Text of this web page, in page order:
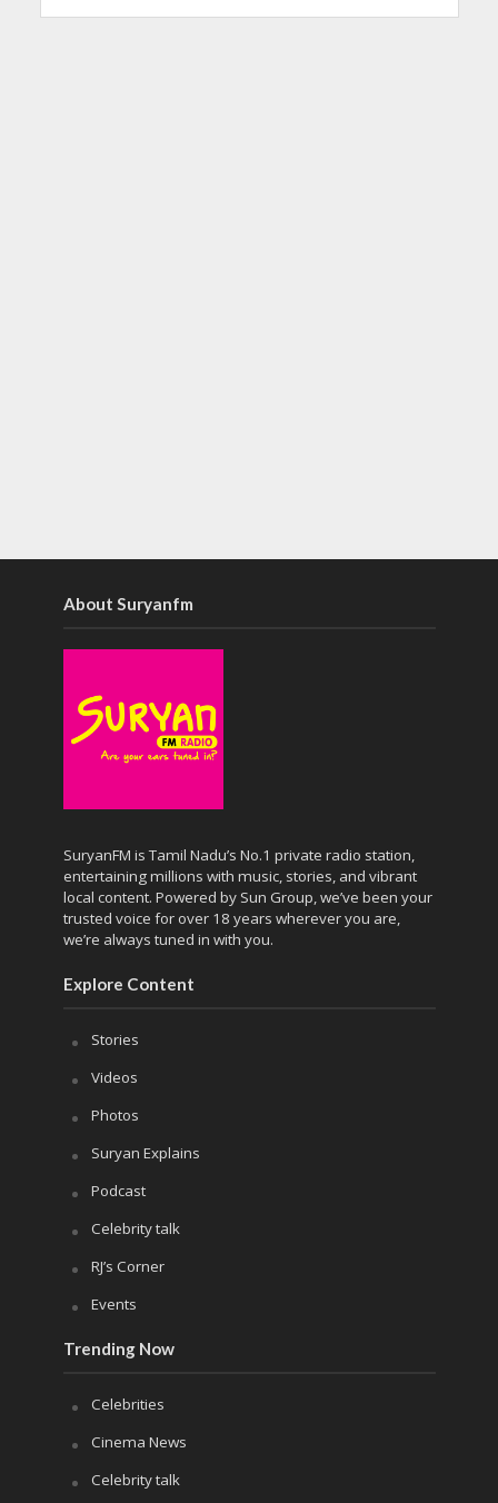
About Suryanfm
SuryanFM is Tamil Nadu’s No.1 private radio station,
entertaining millions with music, stories, and vibrant
local content. Powered by Sun Group, we’ve been your
trusted voice for over 18 years wherever you are,
we’re always tuned in with you.
Explore Content
Stories
Videos
Photos
Suryan Explains
Podcast
Celebrity talk
RJ’s Corner
Events
Trending Now
Celebrities
Cinema News
Celebrity talk